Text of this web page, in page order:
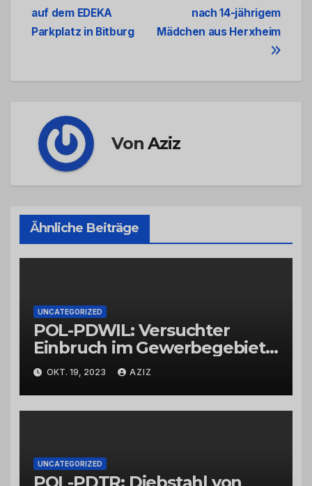
Navigation
nach 14-jährigem
Mädchen aus Herxheim
auf dem EDEKA
Parkplatz in Bitburg
VonAziz
Ähnliche Beiträge
UNCATEGORIZED
POL-PDWIL: Versuchter
Einbruch im Gewerbegebiet
Wittlich
OKT. 19, 2023 AZIZ
UNCATEGORIZED